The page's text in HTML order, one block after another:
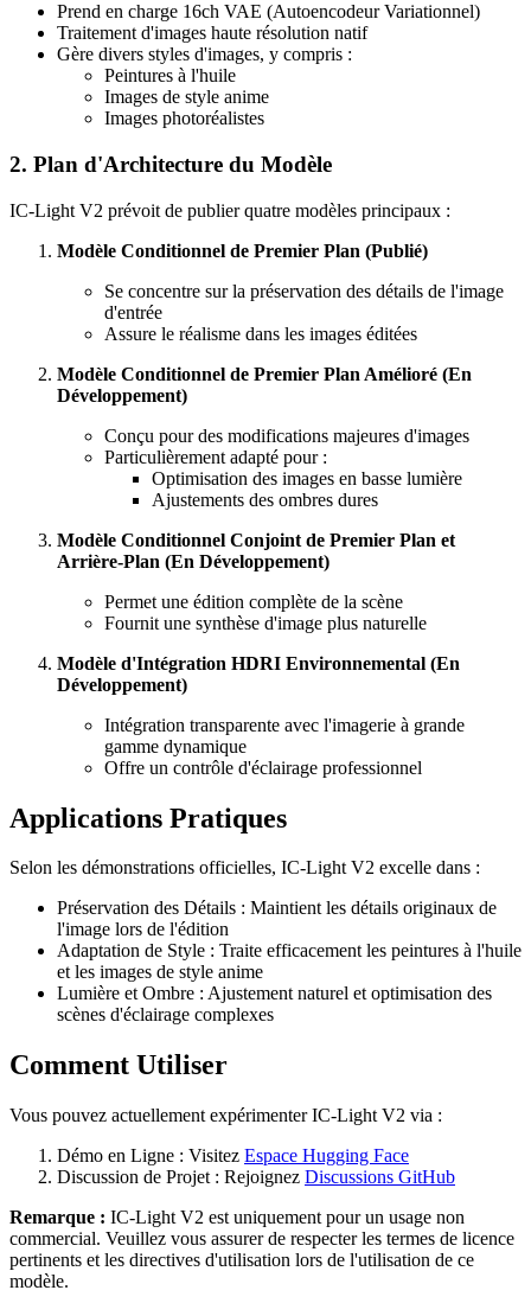
Prend en charge 16ch VAE (Autoencodeur Variationnel)
Traitement d'images haute résolution natif
Gère divers styles d'images, y compris :
Peintures à l'huile
Images de style anime
Images photoréalistes
2. Plan d'Architecture du Modèle
IC-Light V2 prévoit de publier quatre modèles principaux :
Modèle Conditionnel de Premier Plan (Publié)
Se concentre sur la préservation des détails de l'image
d'entrée
Assure le réalisme dans les images éditées
Modèle Conditionnel de Premier Plan Amélioré (En
Développement)
Conçu pour des modifications majeures d'images
Particulièrement adapté pour :
Optimisation des images en basse lumière
Ajustements des ombres dures
Modèle Conditionnel Conjoint de Premier Plan et
Arrière-Plan (En Développement)
Permet une édition complète de la scène
Fournit une synthèse d'image plus naturelle
Modèle d'Intégration HDRI Environnemental (En
Développement)
Intégration transparente avec l'imagerie à grande
gamme dynamique
Offre un contrôle d'éclairage professionnel
Applications Pratiques
Selon les démonstrations officielles, IC-Light V2 excelle dans :
Préservation des Détails : Maintient les détails originaux de
l'image lors de l'édition
Adaptation de Style : Traite efficacement les peintures à l'huile
et les images de style anime
Lumière et Ombre : Ajustement naturel et optimisation des
scènes d'éclairage complexes
Comment Utiliser
Vous pouvez actuellement expérimenter IC-Light V2 via :
Démo en Ligne : Visitez Espace Hugging Face
Discussion de Projet : Rejoignez Discussions GitHub
Remarque : IC-Light V2 est uniquement pour un usage non
commercial. Veuillez vous assurer de respecter les termes de licence
pertinents et les directives d'utilisation lors de l'utilisation de ce
modèle.